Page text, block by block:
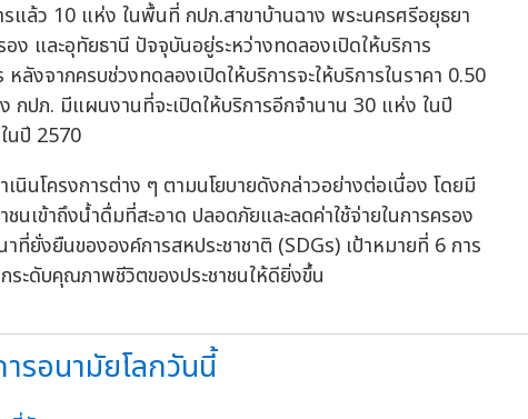
ล้ว 10 แห่ง ในพื้นที่ กปภ.สาขาบ้านฉาง พระนครศรีอยุธยา
และอุทัยธานี ปัจจุบันอยู่ระหว่างทดลองเปิดให้บริการ
งจากครบช่วงทดลองเปิดให้บริการจะให้บริการในราคา 0.50
กปภ. มีแผนงานที่จะเปิดให้บริการอีกจำนาน 30 แห่ง ในปี
นปี 2570
นินโครงการต่าง ๆ ตามนโยบายดังกล่าวอย่างต่อเนื่อง โดยมี
นเข้าถึงน้ำดื่มที่สะอาด ปลอดภัยและลดค่าใช้จ่ายในการครอง
ยั่งยืนขององค์การสหประชาชาติ (SDGs) เป้าหมายที่ 6 การ
ระดับคุณภาพชีวิตของประชาชนให้ดียิ่งขึ้น
รอนามัยโลกวันนี้